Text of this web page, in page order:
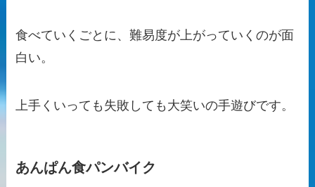
食べていくごとに、難易度が上がっていくのが面
白い。
上手くいっても失敗しても大笑いの手遊びです。
あんぱん食パンバイク